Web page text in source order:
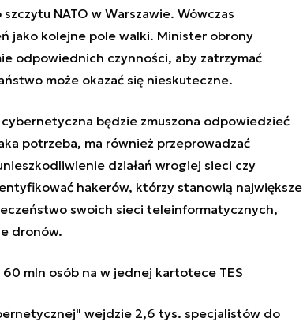
NATO w Warszawie. Wówczas
jako kolejne pole walki. Minister obrony
odpowiednich czynności, aby zatrzymać
może okazać się nieskuteczne.
będzie zmuszona odpowiedzieć
potrzeba, ma również przeprowadzać
działań wrogiej sieci czy
hakerów, którzy stanowią największe
swoich sieci teleinformatycznych,
dronów.
mln osób na w jednej kartotece TES
wejdzie 2,6 tys. specjalistów do